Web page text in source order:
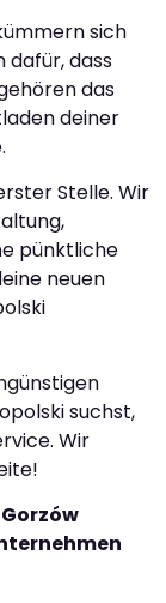
sich
dafür, dass
das
deiner
Stelle. Wir
pünktliche
neuen
suchst,
Wir